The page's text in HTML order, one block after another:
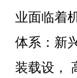
业面临着
体系：新
装载设，